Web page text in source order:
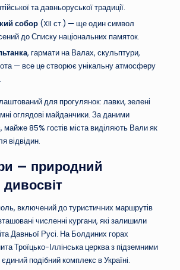
та давньоруської традиції.
собор (XII ст.) — ще один символ
до Списку національних памяток.
, гармати на Валах, скульптури,
— все це створює унікальну атмосферу
для прогулянок: лавки, зелені
оглядові майданчики. За даними
майже 85% гостів міста виділяють Вали як
відвідин.
— природний
дивосвіт
включений до туристичних маршрутів
численні кургани, які залишили
Давньої Русі. На Болдиних горах
Троїцько-Іллінська церква з підземними
подібний комплекс в Україні.